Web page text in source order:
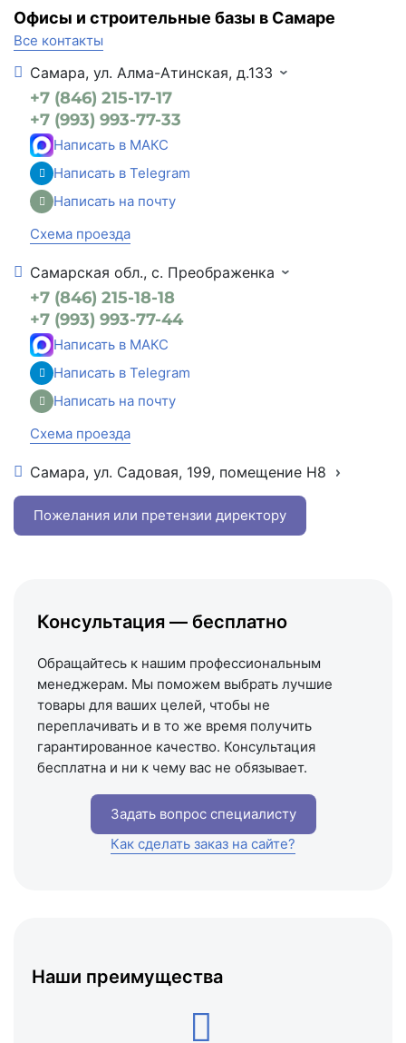
Офисы и строительные базы в Самаре
Все контакты
Самара, ул. Алма-Атинская, д.133
+7 (846) 215-17-17
+7 (993) 993-77-33
Написать в МАКС
Написать в Telegram
Написать на почту
Схема проезда
Самарская обл., с. Преображенка
+7 (846) 215-18-18
+7 (993) 993-77-44
Написать в МАКС
Написать в Telegram
Написать на почту
Схема проезда
Самара, ул. Садовая, 199, помещение Н8
+7 (993) 993-77-22
Написать в МАКС
Схема проезда
Пожелания или претензии директору
Наши преимущества
Консультация — бесплатно
Обращайтесь к нашим профессиональным
менеджерам. Мы поможем выбрать лучшие
товары для ваших целей, чтобы не
переплачивать и в то же время получить
гарантированное качество. Консультация
бесплатна и ни к чему вас не обязывает.
Задать вопрос специалисту
Как сделать заказ на сайте?